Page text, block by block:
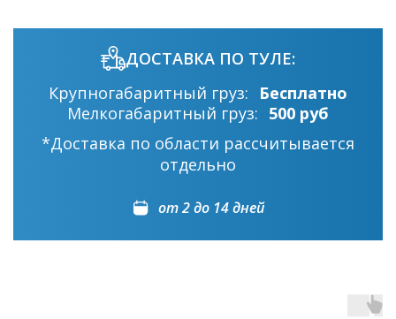
ДОСТАВКА ПО ТУЛЕ:
Крупногабаритный груз:
Бесплатно
Мелкогабаритный груз: 500 руб
*Доставка по области рассчитывается
отдельно
от 2 до 14 дней